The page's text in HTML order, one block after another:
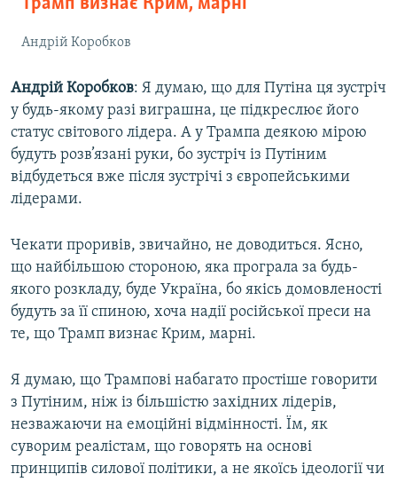
Трамп визнає Крим, марні
Андрій Коробков
Андрій Коробков: Я думаю, що для Путіна ця зустріч
у будь-якому разі виграшна, це підкреслює його
статус світового лідера. А у Трампа деякою мірою
будуть розв’язані руки, бо зустріч із Путіним
відбудеться вже після зустрічі з європейськими
лідерами.
Чекати проривів, звичайно, не доводиться. Ясно,
що найбільшою стороною, яка програла за будь-
якого розкладу, буде Україна, бо якісь домовленості
будуть за її спиною, хоча надії російської преси на
те, що Трамп визнає Крим, марні.
Я думаю, що Трампові набагато простіше говорити
з Путіним, ніж із більшістю західних лідерів,
незважаючи на емоційні відмінності. Їм, як
суворим реалістам, що говорять на основі
принципів силової політики, а не якоїсь ідеології чи